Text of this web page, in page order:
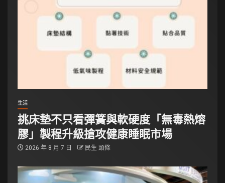
生活
挑床墊不只看彈簧與軟硬度「無毒熱熔
膠」製程升級搶攻健康睡眠市場
2026 年 8 月 7 日 民生 頭條